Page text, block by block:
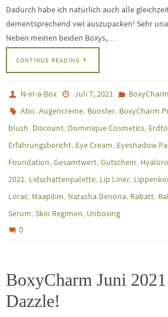
Dadurch habe ich natürlich auch alle
dementsprechend viel auszupacken! Sehr
Neben meinen beiden Boxys,…
CONTINUE READING
N-in-a-Box Juli 7, 2021 BoxyCharm
Abo,Augencreme, Booster, BoxyCharm
blush, Discount, Dominique Cosmetics,
Erfahrungsbericht, Eye Cream, Eyeshadow
Foundation, Gesamtwert, Gutschein,
2021, Lidschattenpalette, Lip Liner,
Lorac, Maapilim, Natasha Denona, Rabatt,
Serum, Skin Regimen, Unboxing
0
BoxyCharm Juni
Dazzle!